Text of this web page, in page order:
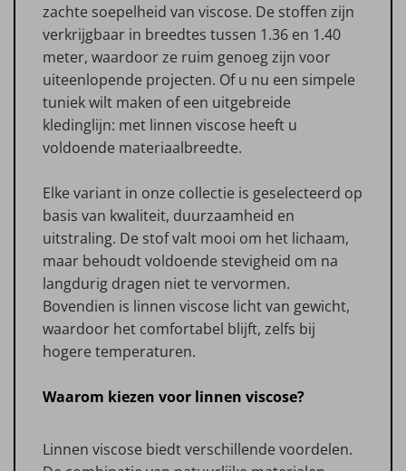
zachte soepelheid van viscose. De stoffen zijn
verkrijgbaar in breedtes tussen 1.36 en 1.40
meter, waardoor ze ruim genoeg zijn voor
uiteenlopende projecten. Of u nu een simpele
tuniek wilt maken of een uitgebreide
kledinglijn: met linnen viscose heeft u
voldoende materiaalbreedte.
Elke variant in onze collectie is geselecteerd op
basis van kwaliteit, duurzaamheid en
uitstraling. De stof valt mooi om het lichaam,
maar behoudt voldoende stevigheid om na
langdurig dragen niet te vervormen.
Bovendien is linnen viscose licht van gewicht,
waardoor het comfortabel blijft, zelfs bij
hogere temperaturen.
Waarom kiezen voor linnen viscose?
Linnen viscose biedt verschillende voordelen.